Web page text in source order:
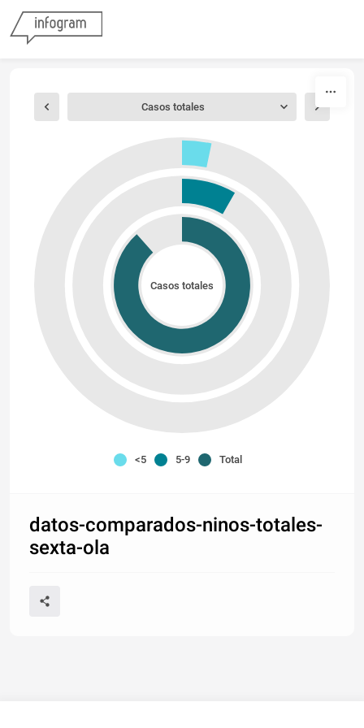
Casos totales
Casos totales
<5 5-9 Total
datos-comparados-ninos-totales-
sexta-ola